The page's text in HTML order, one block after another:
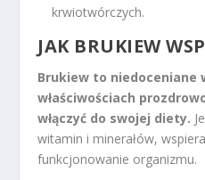
krwiotwórczych.
JAK BRUKIEW
Brukiew to niedoceniane
właściwościach
włączyć do swojej diety.
witamin i minerałów,
funkcjonowanie organizmu.